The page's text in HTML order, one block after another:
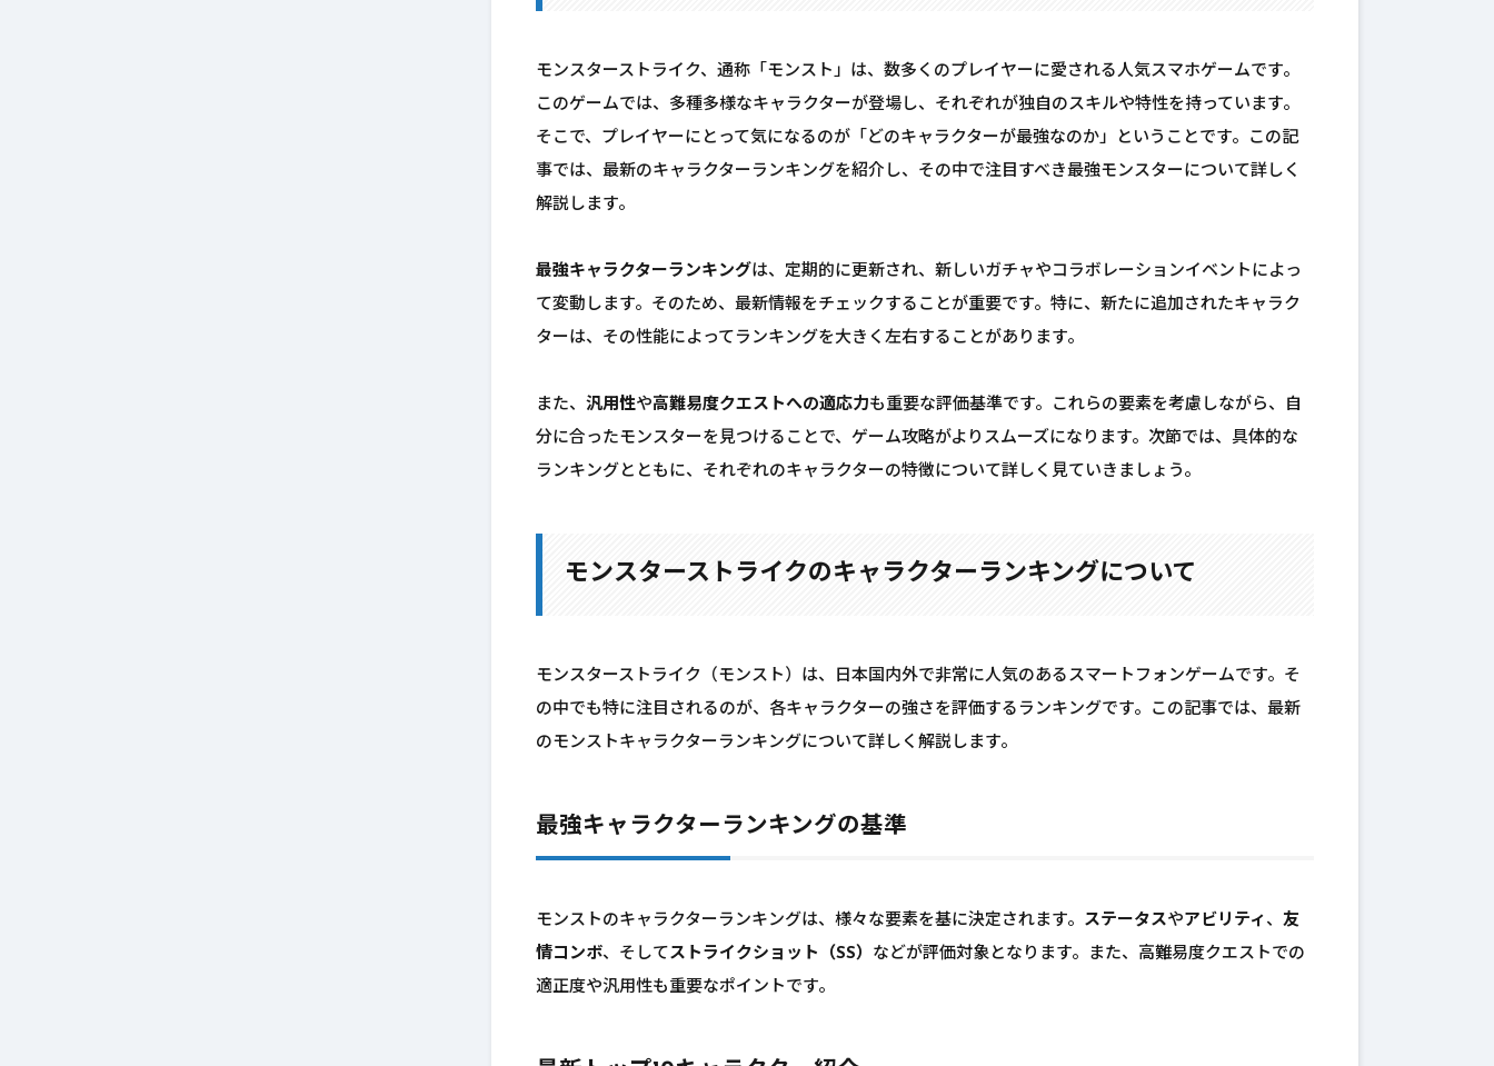
モンスターストライク、通称「モンスト」は、数多くのプレイヤーに愛される人気スマホゲームです。
このゲームでは、多種多様なキャラクターが登場し、それぞれが独自のスキルや特性を持っています。
そこで、プレイヤーにとって気になるのが「どのキャラクターが最強なのか」ということです。この記
事では、最新のキャラクターランキングを紹介し、その中で注目すべき最強モンスターについて詳しく
解説します。
最強キャラクターランキング は、定期的に更新され、新しいガチャやコラボレーションイベントによっ
て変動します。そのため、最新情報をチェックすることが重要です。特に、新たに追加されたキャラク
ターは、その性能によってランキングを大きく左右することがあります。
また、 汎用性や高難易度クエストへの適応力も重要な評価基準です。これらの要素を考慮しながら、自
分に合ったモンスターを見つけることで、ゲーム攻略がよりスムーズになります。次節では、具体的な
ランキングとともに、それぞれのキャラクターの特徴について詳しく見ていきましょう。
モンスターストライクのキャラクターランキングについて
モンスターストライク（モンスト）は、日本国内外で非常に人気のあるスマートフォンゲームです。そ
の中でも特に注目されるのが、各キャラクターの強さを評価するランキングです。この記事では、最新
のモンストキャラクターランキングについて詳しく解説します。
最強キャラクターランキングの基準
モンストのキャラクターランキングは、様々な要素を基に決定されます。 ステータスや アビリティ 、 友
情コンボ、そして ストライクショット（SS） などが評価対象となります。また、高難易度クエストでの
適正度や汎用性も重要なポイントです。